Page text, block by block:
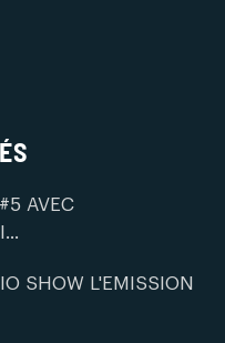
AVEC
SHOW L'EMISSION